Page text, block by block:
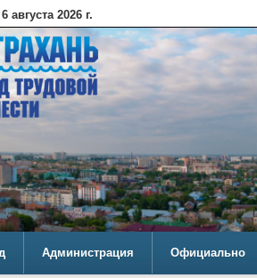
августа 2026 г.
Администрация Официально